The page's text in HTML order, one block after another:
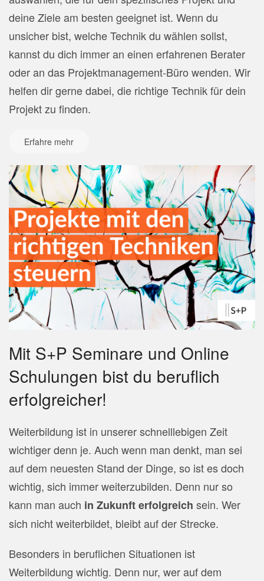
deine Ziele am besten geeignet ist. Wenn du
unsicher bist, welche Technik du wählen sollst,
kannst du dich immer an einen erfahrenen Berater
oder an das Projektmanagement-Büro wenden. Wir
helfen dir gerne dabei, die richtige Technik für dein
Projekt zu finden.
Erfahre mehr
Mit S+P Seminare und Online
Schulungen bist du beruflich
erfolgreicher!
Weiterbildung ist in unserer schnelllebigen Zeit
wichtiger denn je. Auch wenn man denkt, man sei
auf dem neuesten Stand der Dinge, so ist es doch
wichtig, sich immer weiterzubilden. Denn nur so
kann man auch in Zukunft erfolgreich sein. Wer
sich nicht weiterbildet, bleibt auf der Strecke.
Besonders in beruflichen Situationen ist
Weiterbildung wichtig. Denn nur, wer auf dem